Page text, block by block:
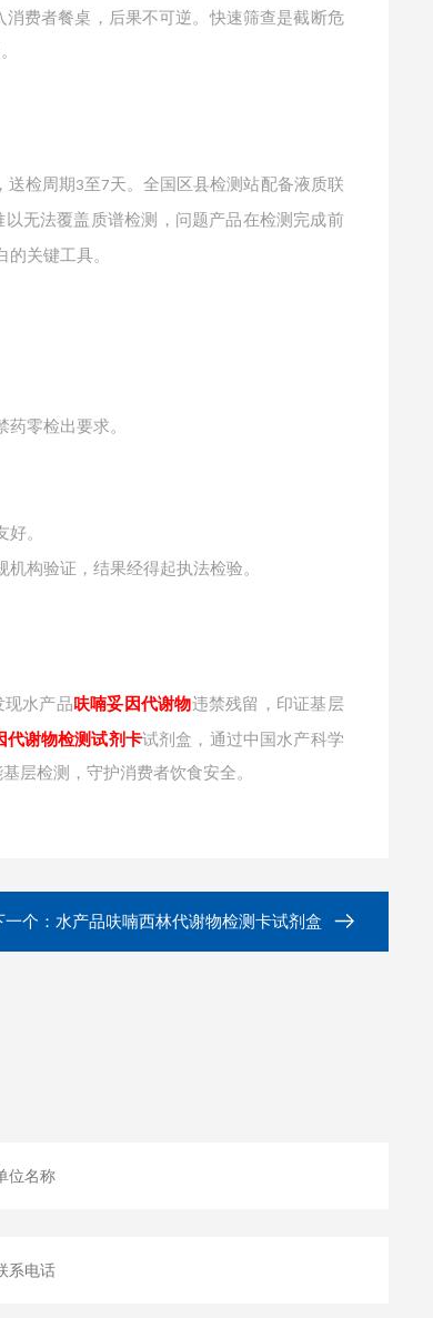
消费者餐桌，后果不可逆。快速筛查是截断危
送检周期 3至7天。全国区县检测站配备液质联
无法覆盖质谱检测，问题产品在检测完成前
关键工具。
零检出要求。
。
构验证，结果经得起执法检验。
现水产品呋喃妥因代谢物违禁残留，印证基层
代谢物检测试剂卡试剂盒，通过中国水产科学
层检测，守护消费者饮食安全。
一个： 水产品呋喃西林代谢物检测卡试剂盒